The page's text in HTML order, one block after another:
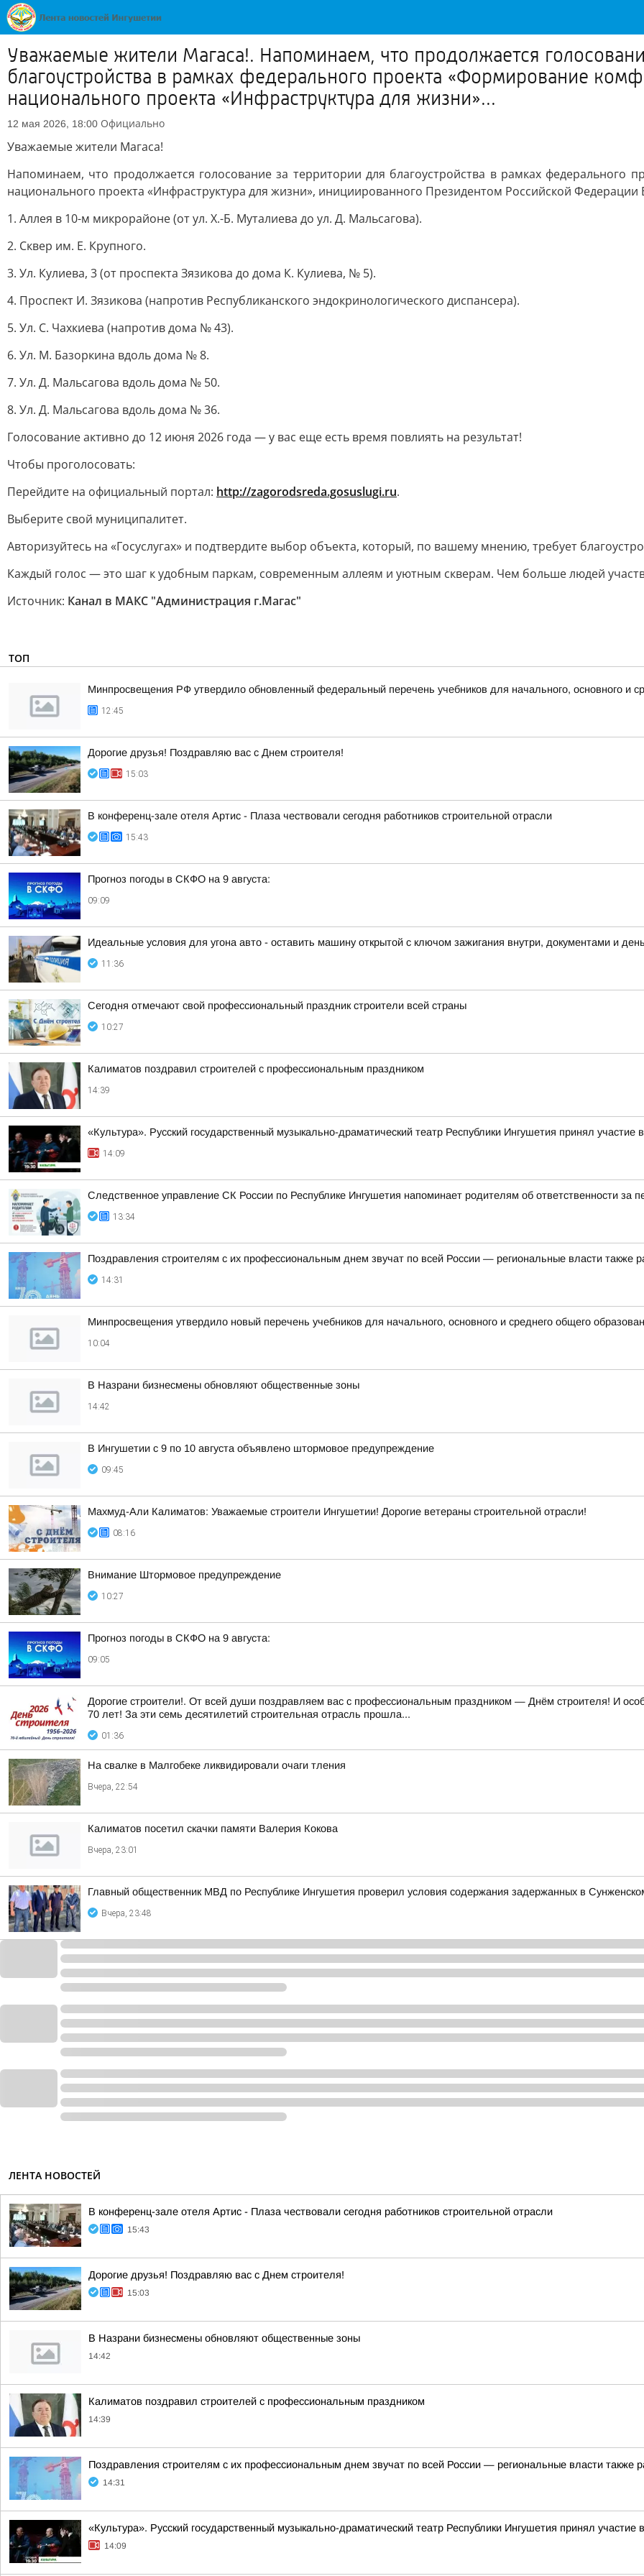
Уважаемые жители Магаса!. Напоминаем, что продолжается
благоустройства в рамках федерального проекта «Формирование
национального проекта «Инфраструктура для жизни»...
12 мая 2026, 18:00 Официально
Уважаемые жители Магаса!
Напоминаем, что продолжается голосование за территории для благоустройства в рамках федерального
национального проекта «Инфраструктура для жизни», инициированного Президентом Российской
1. Аллея в 10-м микрорайоне (от ул. Х.-Б. Муталиева до ул. Д. Мальсагова).
2. Сквер им. Е. Крупного.
3. Ул. Кулиева, 3 (от проспекта Зязикова до дома К. Кулиева, № 5).
4. Проспект И. Зязикова (напротив Республиканского эндокринологического диспансера).
5. Ул. С. Чахкиева (напротив дома № 43).
6. Ул. М. Базоркина вдоль дома № 8.
7. Ул. Д. Мальсагова вдоль дома № 50.
8. Ул. Д. Мальсагова вдоль дома № 36.
Голосование активно до 12 июня 2026 года — у вас еще есть время повлиять на результат!
Чтобы проголосовать:
Перейдите на официальный портал: http://zagorodsreda.gosuslugi.ru.
Выберите свой муниципалитет.
Авторизуйтесь на «Госуслугах» и подтвердите выбор объекта, который, по вашему мнению, требует
Каждый голос — это шаг к удобным паркам, современным аллеям и уютным скверам. Чем больше людей
Источник: Канал в МАКС "Администрация г.Магас"
ТОП
Минпросвещения РФ утвердило обновленный федеральный перечень учебников для начального, основного и
12:45
Дорогие друзья! Поздравляю вас с Днем строителя!
15:03
В конференц-зале отеля Артис - Плаза чествовали сегодня работников строительной отрасли
15:43
Прогноз погоды в СКФО на 9 августа:
09:09
Идеальные условия для угона авто - оставить машину открытой с ключом зажигания внутри, документами и
11:36
Сегодня отмечают свой профессиональный праздник строители всей страны
10:27
Калиматов поздравил строителей с профессиональным праздником
14:39
«Культура». Русский государственный музыкально-драматический театр Республики Ингушетия принял
14:09
Следственное управление СК России по Республике Ингушетия напоминает родителям об ответственности за
13:34
Поздравления строителям с их профессиональным днем звучат по всей России — региональные власти также
14:31
Минпросвещения утвердило новый перечень учебников для начального, основного и среднего общего
10:04
В Назрани бизнесмены обновляют общественные зоны
14:42
В Ингушетии с 9 по 10 августа объявлено штормовое предупреждение
09:45
Махмуд-Али Калиматов: Уважаемые строители Ингушетии! Дорогие ветераны строительной отрасли!
08:16
Внимание Штормовое предупреждение
10:27
Прогноз погоды в СКФО на 9 августа:
09:05
Дорогие строители!. От всей души поздравляем вас с профессиональным праздником — Днём строителя! И
70 лет! За эти семь десятилетий строительная отрасль прошла...
01:36
На свалке в Малгобеке ликвидировали очаги тления
Вчера, 22:54
Калиматов посетил скачки памяти Валерия Кокова
Вчера, 23:01
Главный общественник МВД по Республике Ингушетия проверил условия содержания задержанных в
Вчера, 23:48
ЛЕНТА НОВОСТЕЙ
В конференц-зале отеля Артис - Плаза чествовали сегодня работников строительной отрасли
15:43
Дорогие друзья! Поздравляю вас с Днем строителя!
15:03
В Назрани бизнесмены обновляют общественные зоны
14:42
Калиматов поздравил строителей с профессиональным праздником
14:39
Поздравления строителям с их профессиональным днем звучат по всей России — региональные власти также
14:31
«Культура». Русский государственный музыкально-драматический театр Республики Ингушетия принял
14:09